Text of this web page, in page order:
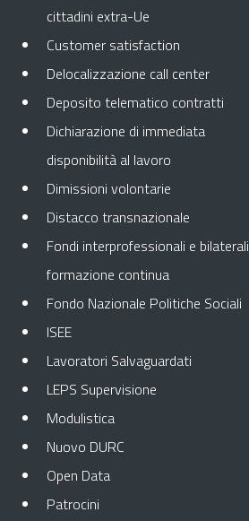
cittadini extra-Ue
Customer satisfaction
Delocalizzazione call center
Deposito telematico contratti
Dichiarazione di immediata
disponibilità al lavoro
Dimissioni volontarie
Distacco transnazionale
Fondi interprofessionali e bilaterali
formazione continua
Fondo Nazionale Politiche Sociali
ISEE
Lavoratori Salvaguardati
LEPS Supervisione
Modulistica
Nuovo DURC
Open Data
Patrocini